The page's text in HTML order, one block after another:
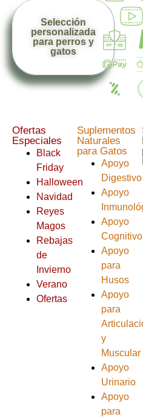
Selección
personalizada
para perros y
gatos
Ofertas
Especiales
Black
Friday
Halloween
Navidad
Reyes
Magos
Rebajas
de
Invierno
Verano
Ofertas
Suplementos
Naturales
para Gatos
Apoyo
Digestivo
Apoyo
Apoyo
Cognitivo
Apoyo
para
Husos
Apoyo
para
y
Muscular
Apoyo
Urinario
Apoyo
para